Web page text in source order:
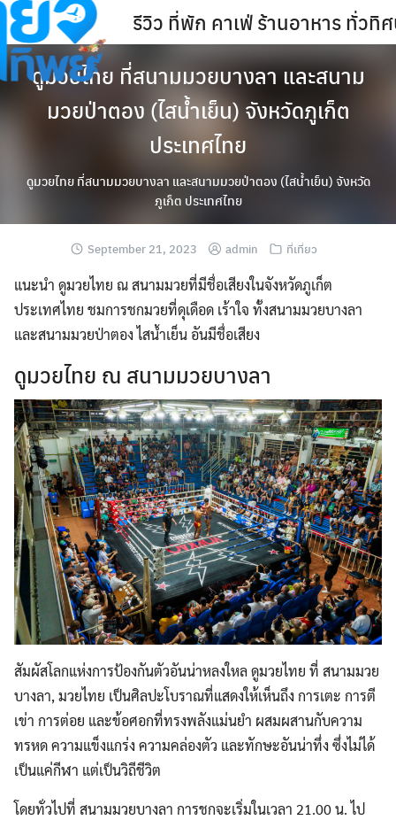
Skip
to
content
รีวิว ที่พัก คาเฟ่ ร้านอาหาร ทั่วทิศ
ดูมวยไทย ที่สนามมวยบางลา และสนาม
มวยป่าตอง (ไสน้ำเย็น) จังหวัดภูเก็ต
ประเทศไทย
ดูมวยไทย ที่สนามมวยบางลา และสนามมวยป่าตอง (ไสน้ำเย็น) จังหวัด
ภูเก็ต ประเทศไทย
September 21, 2023 admin ที่เที่ยว
แนะนำ ดูมวยไทย ณ สนามมวยที่มีชื่อเสียงในจังหวัดภูเก็ต
ประเทศไทย ชมการชกมวยที่ดุเดือด เร้าใจ ทั้งสนามมวยบางลา
และสนามมวยป่าตอง ไสน้ำเย็น อันมีชื่อเสียง
ดูมวยไทย ณ สนามมวยบางลา
สัมผัสโลกแห่งการป้องกันตัวอันน่าหลงใหล ดูมวยไทย ที่ สนามมวย
บางลา, มวยไทย เป็นศิลปะโบราณที่แสดงให้เห็นถึง การเตะ การตี
เข่า การต่อย และข้อศอกที่ทรงพลังแม่นยำ ผสมผสานกับความ
ทรหด ความแข็งแกร่ง ความคล่องตัว และทักษะอันน่าทึ่ง ซึ่งไม่ได้
เป็นแค่กีฬา แต่เป็นวิถีชีวิต
โดยทั่วไปที่ สนามมวยบางลา การชกจะเริ่มในเวลา 21.00 น. ไป